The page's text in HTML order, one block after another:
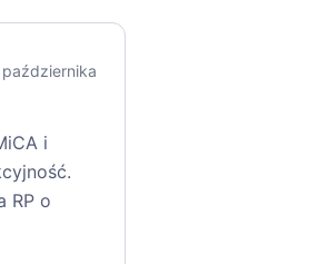
października
i
RP o